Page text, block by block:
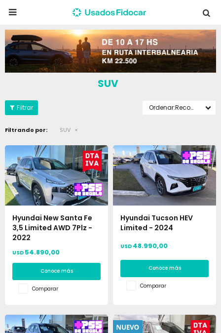

SUV
Recomendados
Filtrando por: SUV
Hyundai New Santa Fe
3,5 Limited AWD 7Plz -
2022
USD 54.890,00
Conoce más
Comparar
Hyundai Tucson HEV
Limited - 2024
USD 48.990,00
Conoce más
Comparar